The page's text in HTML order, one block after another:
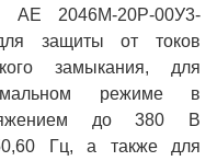
АЕ 2046М-20Р-00У3-
защиты от токов
замыкания, для
режиме в
до 380 В
Гц, а также для